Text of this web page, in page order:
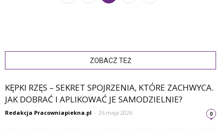
ZOBACZ TEŻ
KĘPKI RZĘS – SEKRET SPOJRZENIA, KTÓRE ZACHWYCA.
JAK DOBRAĆ I APLIKOWAĆ JE SAMODZIELNIE?
Redakcja Pracowniapiekna.pl - 26 maja 2026 0